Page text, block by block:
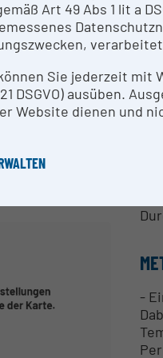
-
-
-
-
Burgstaller
/
Art 49 Abs 1 lit a
Sie jederzeit mit
DSGVO) ausüben.
Website dienen und